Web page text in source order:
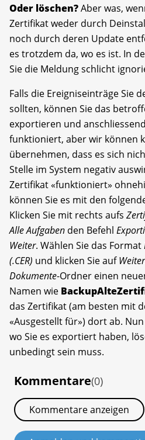
Oder löschen?Aber was,
Zertifikat weder durch
noch durch deren Update
es trotzdem da, wo es ist. In
Sie die Meldung schlicht
Falls die Ereigniseinträge Sie
sollten, können Sie das
exportieren und
funktioniert, aber wir können
übernehmen, dass es sich
Stelle im System negativ
Zertifikat «funktioniert»
können Sie es mit den
Klicken Sie mit rechts aufs
Alle Aufgaben den Befehl
Weiter. Wählen Sie das Format
(.CER) und klicken Sie aufWeiter
Dokumente-Ordner einen
Namen wie
das Zertifikat (am besten mit
«Ausgestellt für») dort ab.
wo Sie es exportiert haben,
unbedingt sein muss.
Kommentare(0)
Kommentare anzeigen